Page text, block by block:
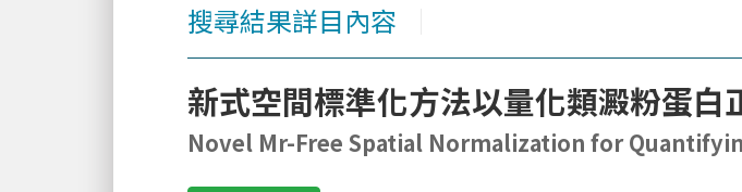
搜尋結果詳目內容
新式空間標準化方法以量化類澱粉蛋白
Novel Mr-Free Spatial Normalization for